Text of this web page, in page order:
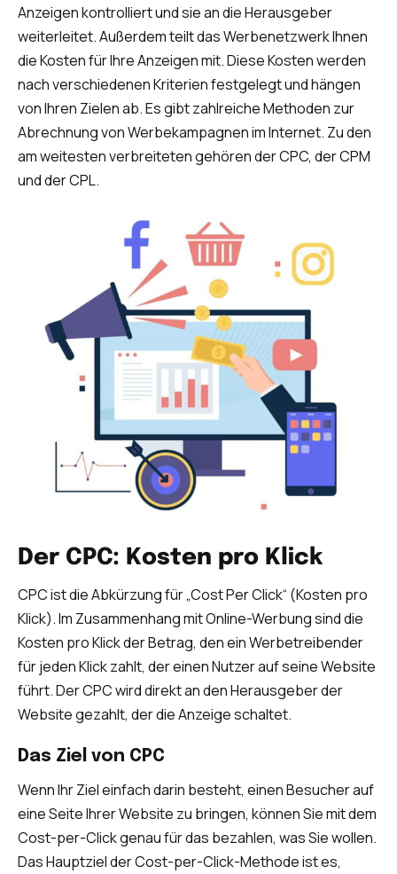
Anzeigen kontrolliert und sie an die Herausgeber
weiterleitet. Außerdem teilt das Werbenetzwerk Ihnen
die Kosten für Ihre Anzeigen mit. Diese Kosten werden
nach verschiedenen Kriterien festgelegt und hängen
von Ihren Zielen ab. Es gibt zahlreiche Methoden zur
Abrechnung von Werbekampagnen im Internet. Zu den
am weitesten verbreiteten gehören der CPC, der CPM
und der CPL.
Der CPC: Kosten pro Klick
CPC ist die Abkürzung für „Cost Per Click“ (Kosten pro
Klick). Im Zusammenhang mit Online-Werbung sind die
Kosten pro Klick der Betrag, den ein Werbetreibender
für jeden Klick zahlt, der einen Nutzer auf seine Website
führt. Der CPC wird direkt an den Herausgeber der
Website gezahlt, der die Anzeige schaltet.
Das Ziel von CPC
Wenn Ihr Ziel einfach darin besteht, einen Besucher auf
eine Seite Ihrer Website zu bringen, können Sie mit dem
Cost-per-Click genau für das bezahlen, was Sie wollen.
Das Hauptziel der Cost-per-Click-Methode ist es,